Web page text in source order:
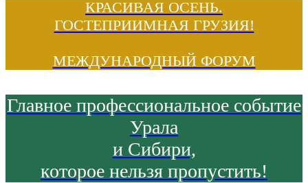
КРАСИВАЯ ОСЕНЬ.
ГОСТЕПРИИМНАЯ ГРУЗИЯ!
МЕЖДУНАРОДНЫЙ ФОРУМ
Главное профессиональное событие
Урала
и Сибири,
которое нельзя пропустить!